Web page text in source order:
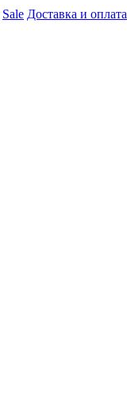
Sale Доставка и оплата